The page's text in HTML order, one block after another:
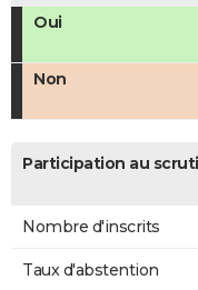
Oui
Non
Participation au
Nombre d'inscrits
Taux d'abstention